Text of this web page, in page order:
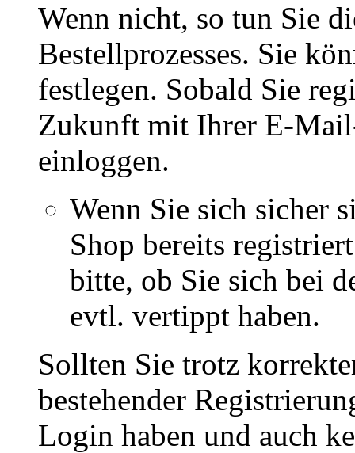
Wenn nicht, so tun Sie
Bestellprozesses. Sie
festlegen. Sobald Sie
Zukunft mit Ihrer E-
einloggen.
Wenn Sie sich sicher
Shop bereits
bitte, ob Sie sich bei
evtl. vertippt haben.
Sollten Sie trotz
bestehender
Login haben und auch